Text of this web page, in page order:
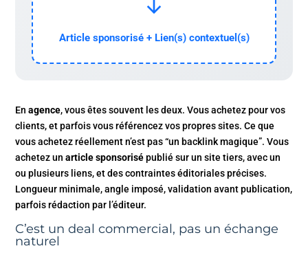
Article sponsorisé + Lien(s) contextuel(s)
Enagence, vous êtes souvent les deux. Vous achetez pour vos
clients, et parfois vous référencez vos propres sites. Ce que
vous achetez réellement n’est pas “un backlink magique”. Vous
achetez unarticle sponsorisépublié sur un site tiers, avec un
ou plusieurs liens, et des contraintes éditoriales précises.
Longueur minimale, angle imposé, validation avant publication,
parfois rédaction par l’éditeur.
C’est un deal commercial, pas un échange
naturel